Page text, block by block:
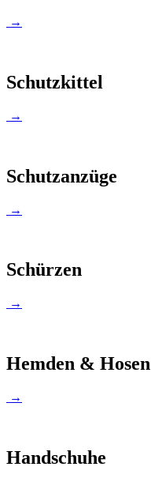
→
Schutzkittel
→
Schutzanzüge
→
Schürzen
→
Hemden & Hosen
→
Handschuhe